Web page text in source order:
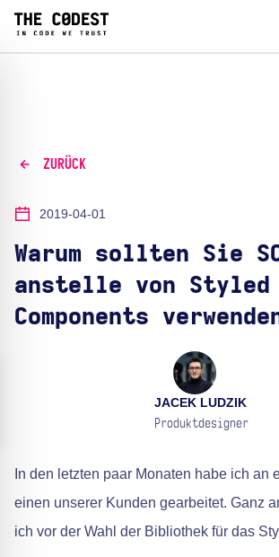
ZURÜCK
2019-04-01
Warum sollten Sie
anstelle von Styled
Components
JACEK LUDZIK
Produktdesigner
In den letzten paar Monaten habe ich an
einen unserer Kunden gearbeitet. Ganz
ich vor der Wahl der Bibliothek für das